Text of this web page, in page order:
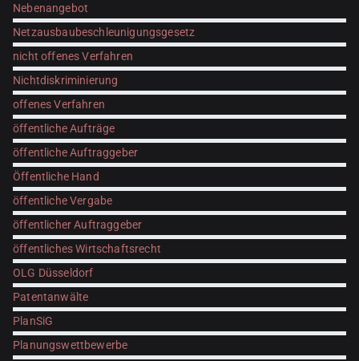
Nebenangebot
Netzausbaubeschleunigungsgesetz
nicht offenes Verfahren
Nichtdiskriminierung
offenes Verfahren
öffentliche Aufträge
öffentliche Auftraggeber
Öffentliche Hand
öffentliche Vergabe
öffentlicher Auftraggeber
öffentliches Wirtschaftsrecht
OLG Düsseldorf
Patentanwälte
PlanSiG
Planungswettbewerbe